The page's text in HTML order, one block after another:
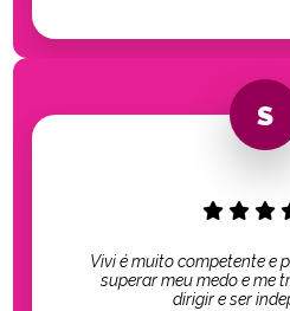
Vivi é muito competente e
superar meu medo e me
dirigir e ser